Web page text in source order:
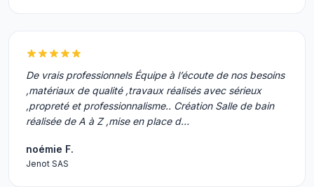
De vrais professionnels Équipe à l’écoute de nos besoins
,matériaux de qualité ,travaux réalisés avec sérieux
,propreté et professionnalisme.. Création Salle de bain
réalisée de A à Z ,mise en place d…
noémie F.
Jenot SAS